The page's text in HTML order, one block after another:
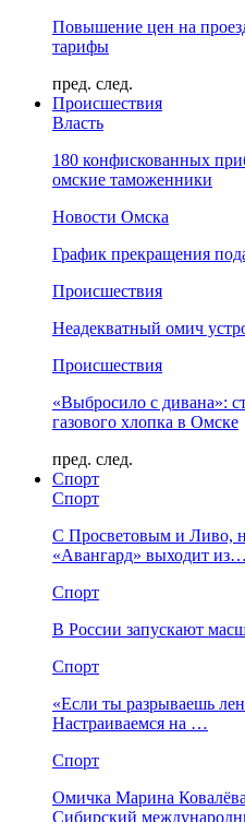
Повышение цен на
тарифы
пред. след.
Происшествия
Власть
180 конфискованных
омские таможенники
Новости Омска
График прекращения
Происшествия
Неадекватный омич
Происшествия
«Выбросило с дивана»:
газового хлопка в Омске
пред. след.
Спорт
Спорт
С Просветовым и Ливо,
«Авангард» выходит из…
Спорт
В России запускают
Спорт
«Если ты разрываешь
Настраиваемся на …
Спорт
Омичка Марина
Сибирский